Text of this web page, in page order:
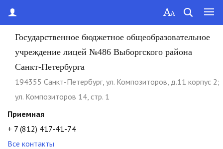
Государственное бюджетное общеобразовательное
учреждение лицей №486 Выборгского района
Санкт-Петербурга
194355 Cанкт-Петербург, ул. Композиторов, д.11 корпус 2;
ул. Композиторов 14, стр. 1
Приемная
+ 7 (812) 417-41-74
Все контакты